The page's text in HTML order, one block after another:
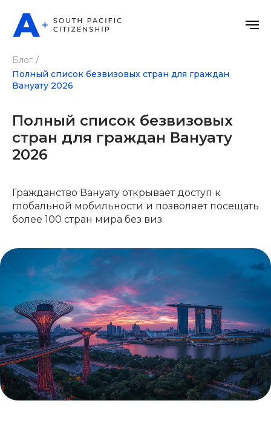
Блог /
Полный список безвизовых стран для граждан
Вануату 2026
Полный список безвизовых
стран для граждан Вануату
2026
Гражданство Вануату открывает доступ к
глобальной мобильности и позволяет посещать
более 100 стран мира без виз.